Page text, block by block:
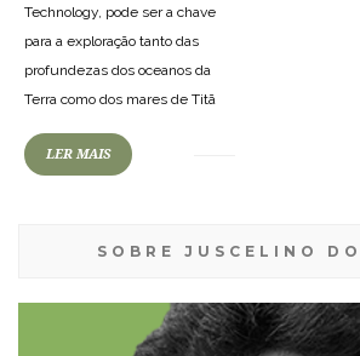
Technology, pode ser a chave
para a exploração tanto das
profundezas dos oceanos da
Terra como dos mares de Titã
LER MAIS
SOBRE JUSCELINO